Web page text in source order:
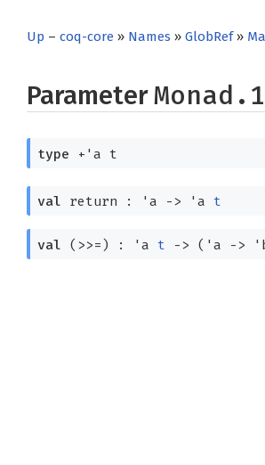
Up – coq-core » Names » GlobRef»
Parameter
type +'a t
val return : 'a -> 'a t
val (>>=) : 'a t -> ( 'a ->